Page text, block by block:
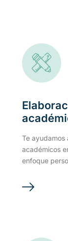
Te ayudamos
académicos
enfoque